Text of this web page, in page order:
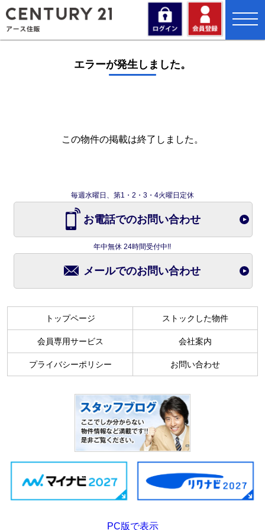
toggle
エラーが発生しました。
この物件の掲載は終了しました。
毎週水曜日、第1・2・3・4火曜日定休
お電話でのお問い合わせ
年中無休 24時間受付中!!
メールでのお問い合わせ
トップページ ストックした物件
会員専用サービス 会社案内
プライバシーポリシー お問い合わせ
PC版で表示